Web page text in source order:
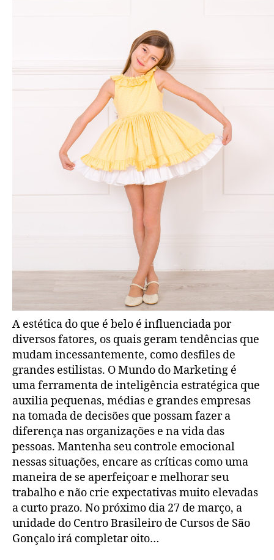
A estética do que é belo é influenciada por
diversos fatores, os quais geram tendências que
mudam incessantemente, como desfiles de
grandes estilistas. O Mundo do Marketing é
uma ferramenta de inteligência estratégica que
auxilia pequenas, médias e grandes empresas
na tomada de decisões que possam fazer a
diferença nas organizações e na vida das
pessoas. Mantenha seu controle emocional
nessas situações, encare as críticas como uma
maneira de se aperfeiçoar e melhorar seu
trabalho e não crie expectativas muito elevadas
a curto prazo. No próximo dia 27 de março, a
unidade do Centro Brasileiro de Cursos de São
Gonçalo irá completar oito…